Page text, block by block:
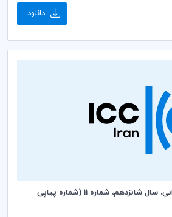
دانلود
بولتن هفتگی کمیته ایرانی، سال شانزدهم، شماره 11 (شماره پیاپی